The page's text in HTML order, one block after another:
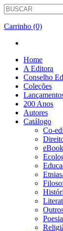
Carrinho (0)
Home
A Editora
Conselho
Coleções
200 Anos
Autores
Catálogo
Co-